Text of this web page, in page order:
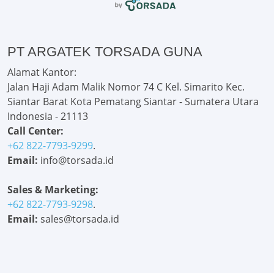
PT ARGATEK TORSADA GUNA
Alamat Kantor:
Jalan Haji Adam Malik Nomor 74 C Kel. Simarito Kec.
Siantar Barat Kota Pematang Siantar - Sumatera Utara
Indonesia - 21113
Call Center:
+62 822-7793-9299.
Email: info@torsada.id
Sales & Marketing:
+62 822-7793-9298.
Email: sales@torsada.id